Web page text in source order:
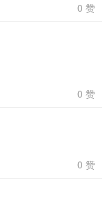
0 赞
0 赞
0 赞